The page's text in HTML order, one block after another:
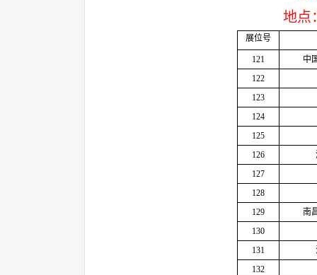
地点
展位号
121
中
122
123
124
125
126
127
128
129
南
130
131
132